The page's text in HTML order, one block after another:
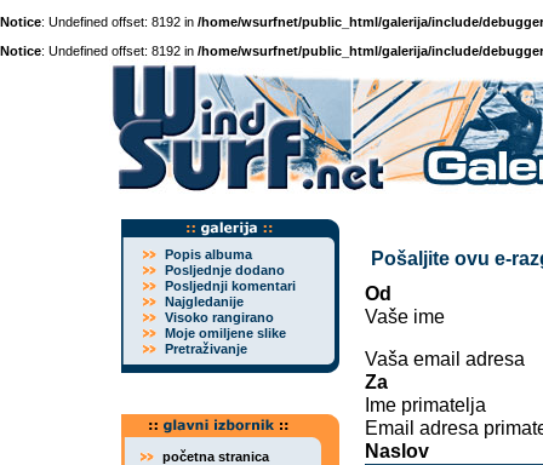
Notice: Undefined offset: 8192 in /home/wsurfnet/public_html/galerija/include/
Notice: Undefined offset: 8192 in /home/wsurfnet/public_html/galerija/include/
Popis albuma
Posljednje dodano
Posljednji komentari
Najgledanije
Visoko rangirano
Moje omiljene slike
Pretraživanje
početna stranica
Pošaljite ovu e-
Od
Vaše ime
Vaša email adresa
Za
Ime primatelja
Email adresa
Naslov